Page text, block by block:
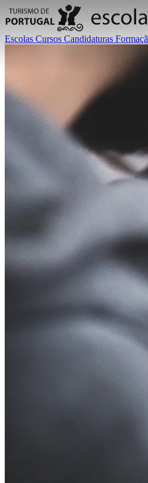
Escolas Cursos Candidaturas